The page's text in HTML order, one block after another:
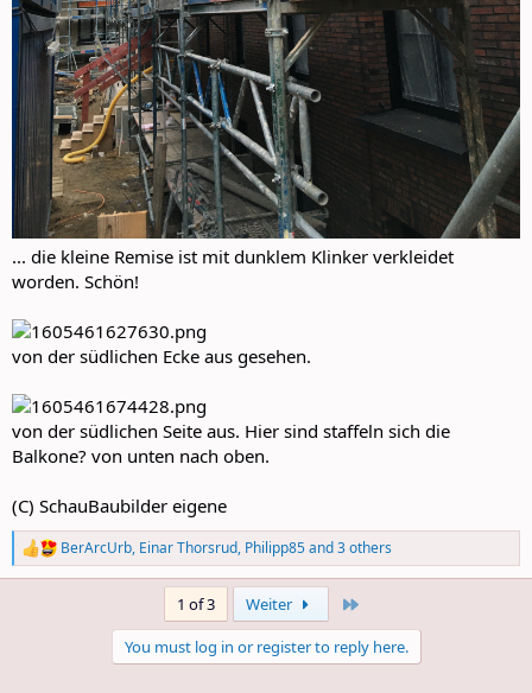
... die kleine Remise ist mit dunklem Klinker verkleidet
worden. Schön!
von der südlichen Ecke aus gesehen.
von der südlichen Seite aus. Hier sind staffeln sich die
Balkone? von unten nach oben.
(C) SchauBaubilder eigene
R
e
BerArcUrb, Einar Thorsrud, Philipp85and 3 others
1 of 3 Weiter
You must log in or register to reply here.